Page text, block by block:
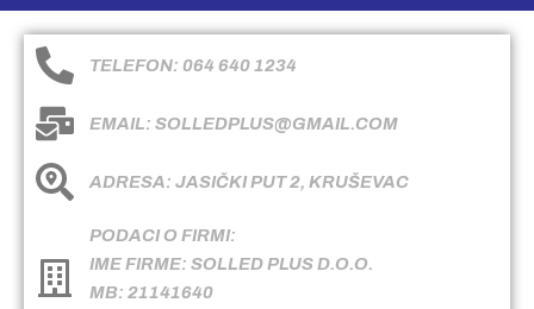
TELEFON: 064 640 1234
EMAIL: SOLLEDPLUS@GMAIL.COM
ADRESA: JASIČKI PUT 2, KRUŠEVAC
PODACI O FIRMI:
IME FIRME: SOLLED PLUS D.O.O.
MB: 21141640